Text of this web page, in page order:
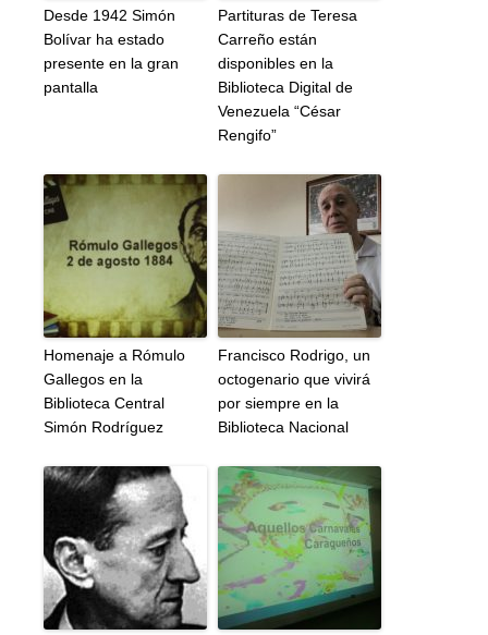
Desde 1942 Simón
Bolívar ha estado
presente en la gran
pantalla
Partituras de Teresa
Carreño están
disponibles en la
Biblioteca Digital de
Venezuela “César
Rengifo”
Homenaje a Rómulo
Gallegos en la
Biblioteca Central
Simón Rodríguez
Francisco Rodrigo, un
octogenario que vivirá
por siempre en la
Biblioteca Nacional